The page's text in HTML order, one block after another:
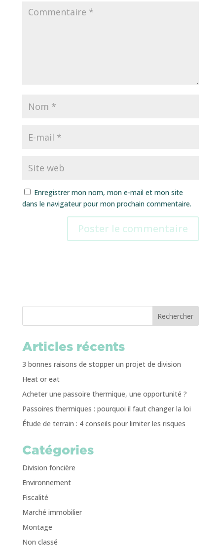
Enregistrer mon nom, mon e-mail et mon site
dans le navigateur pour mon prochain commentaire.
Rechercher
Articles récents
3 bonnes raisons de stopper un projet de division
Heat or eat
Acheter une passoire thermique, une opportunité ?
Passoires thermiques : pourquoi il faut changer la loi
Étude de terrain : 4 conseils pour limiter les risques
Catégories
Division foncière
Environnement
Fiscalité
Marché immobilier
Montage
Non classé